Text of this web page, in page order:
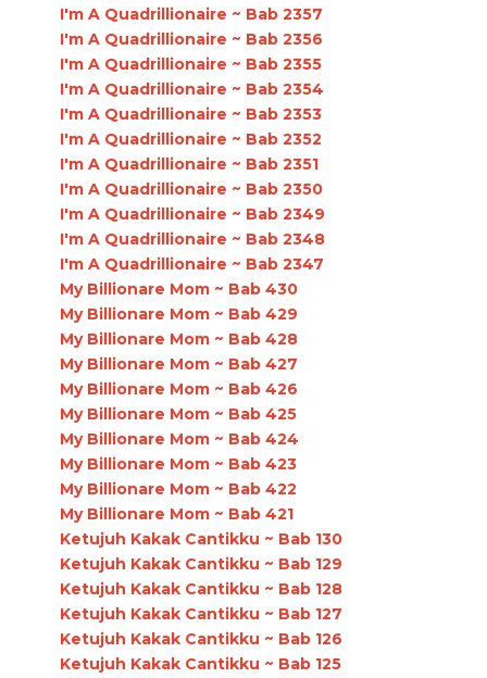
I'm A Quadrillionaire ~ Bab 2357
I'm A Quadrillionaire ~ Bab 2356
I'm A Quadrillionaire ~ Bab 2355
I'm A Quadrillionaire ~ Bab 2354
I'm A Quadrillionaire ~ Bab 2353
I'm A Quadrillionaire ~ Bab 2352
I'm A Quadrillionaire ~ Bab 2351
I'm A Quadrillionaire ~ Bab 2350
I'm A Quadrillionaire ~ Bab 2349
I'm A Quadrillionaire ~ Bab 2348
I'm A Quadrillionaire ~ Bab 2347
My Billionare Mom ~ Bab 430
My Billionare Mom ~ Bab 429
My Billionare Mom ~ Bab 428
My Billionare Mom ~ Bab 427
My Billionare Mom ~ Bab 426
My Billionare Mom ~ Bab 425
My Billionare Mom ~ Bab 424
My Billionare Mom ~ Bab 423
My Billionare Mom ~ Bab 422
My Billionare Mom ~ Bab 421
Ketujuh Kakak Cantikku ~ Bab 130
Ketujuh Kakak Cantikku ~ Bab 129
Ketujuh Kakak Cantikku ~ Bab 128
Ketujuh Kakak Cantikku ~ Bab 127
Ketujuh Kakak Cantikku ~ Bab 126
Ketujuh Kakak Cantikku ~ Bab 125